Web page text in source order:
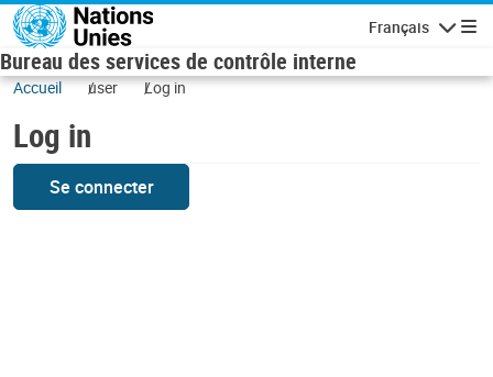
Skip to main content
Français
Bureau des services de contrôle interne
Accueil user Log in
Log in
Se connecter